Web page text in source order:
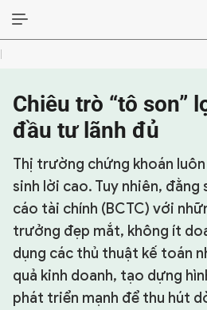
SỰ KIỆN & BÌNH LUẬN
HẬU TRƯỜNG
KINH TẾ - VĂN HÓA - THỂ THAO
HỒ SƠ MẬT
PHÓNG SỰ
HỒ SƠ INTERPOL
Chiêu trò “tô son”
đầu tư lãnh đủ
Thị trường chứng khoán
sinh lời cao. Tuy nhiên, đằng
cáo tài chính (BCTC) với
trưởng đẹp mắt, không ít
dụng các thủ thuật kế toán
quả kinh doanh, tạo dựng
phát triển mạnh để thu hút